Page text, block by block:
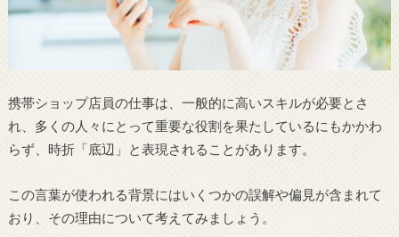
携帯ショップ店員の仕事は、一般的に高いスキルが必要とさ
れ、多くの人々にとって重要な役割を果たしているにもかかわ
らず、時折「底辺」と表現されることがあります。
この言葉が使われる背景にはいくつかの誤解や偏見が含まれて
おり、その理由について考えてみましょう。